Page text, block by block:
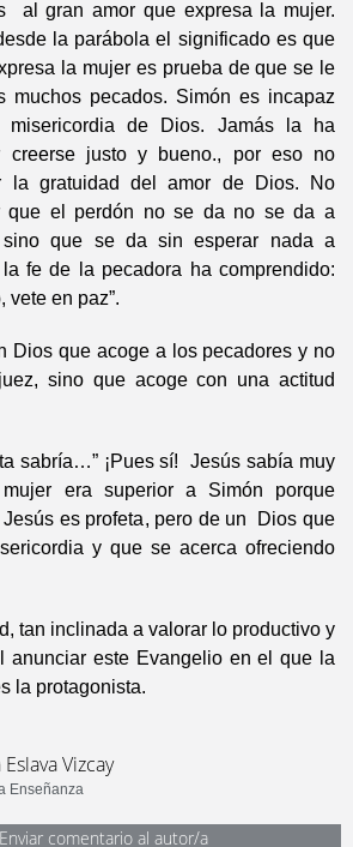
al gran amor que expresa la mujer.
la parábola el significado es que
la mujer es prueba de que se le
muchos pecados. Simón es incapaz
misericordia de Dios. Jamás la ha
creerse justo y bueno., por eso no
la gratuidad del amor de Dios. No
que el perdón no se da no se da a
sino que se da sin esperar nada a
fe de la pecadora ha comprendido:
vete en paz”.
Dios que acoge a los pecadores y no
sino que acoge con una actitud
sabría…” ¡Pues sí! Jesús sabía muy
era superior a Simón porque
es profeta, pero de un Dios que
y que se acerca ofreciendo
tan inclinada a valorar lo productivo y
anunciar este Evangelio en el que la
la protagonista.
Vizcay
Enseñanza
Enviar comentario al autor/a